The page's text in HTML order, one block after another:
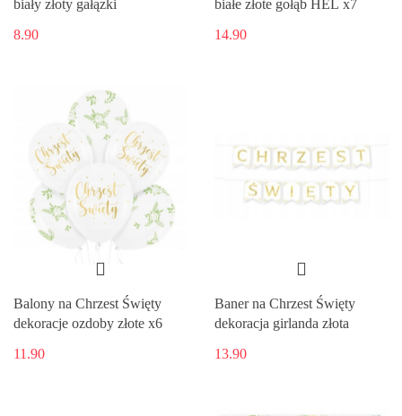
biały złoty gałązki
8.90
białe złote gołąb HEL x7
14.90
Balony na Chrzest Święty
dekoracje ozdoby złote x6
11.90
Baner na Chrzest Święty
dekoracja girlanda złota
13.90